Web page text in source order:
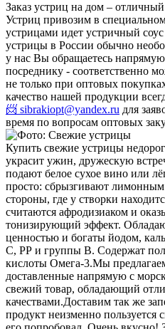
Заказ устриц на дом –
Устриц привозим в
устрицами идет устричный
устрицы в России обычно
у нас Вы обращаетесь
посреднику - соответственно
не только при оптовых
качество нашей продукции
📨 sibrakiopt@yandex.ru для
время по вопросам оптовых
Купить свежие устрицы
украсит ужин, дружескую
подают белое сухое вино или
просто: сбрызгивают
стороны, где у створки
считаются афродизиаком и
тонизирующий эффект.
ценностью и богаты йодом,
С, РР и группы В. Содержат
кислоты Омега-3.Мы
доставленные напрямую с
свежий товар, обладающий
качествами.Доставим так же
продукт неизменно пользуется